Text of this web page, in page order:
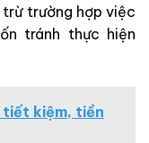
trường hợp việc
tránh thực hiện
kiệm, tiền